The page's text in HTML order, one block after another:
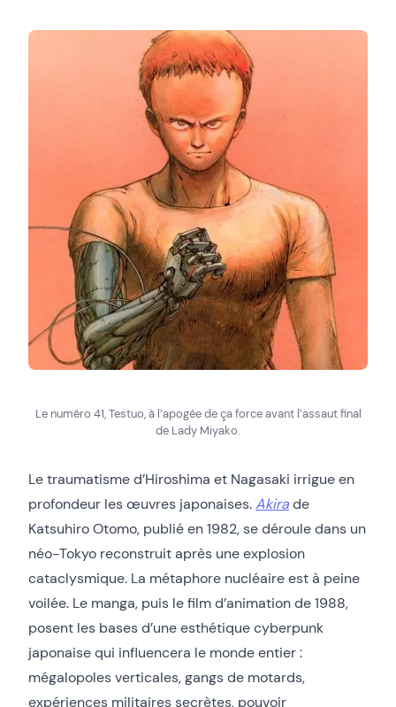
Le numéro 41, Testuo, à l’apogée de ça force avant l’assaut final
de Lady Miyako.
Le traumatisme d’Hiroshima et Nagasaki irrigue en
profondeur les œuvres japonaises.Akirade
Katsuhiro Otomo, publié en 1982, se déroule dans un
néo-Tokyo reconstruit après une explosion
cataclysmique. La métaphore nucléaire est à peine
voilée. Le manga, puis le film d’animation de 1988,
posent les bases d’une esthétique cyberpunk
japonaise qui influencera le monde entier :
mégalopoles verticales, gangs de motards,
expériences militaires secrètes, pouvoir